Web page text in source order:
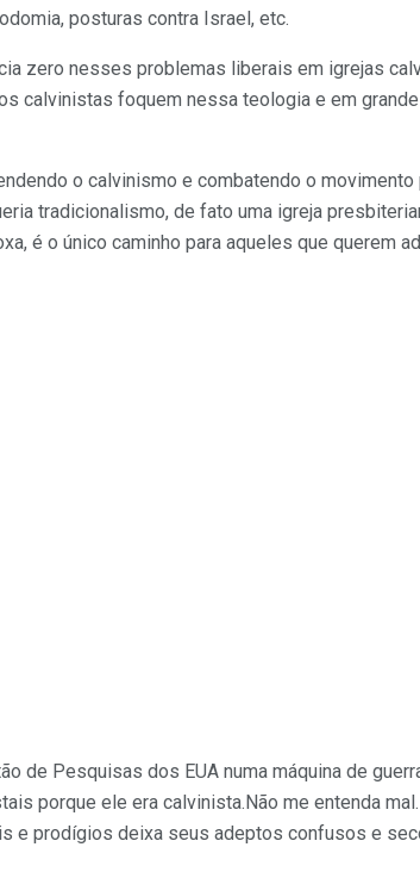
posturas contra Israel, etc.
zero nesses problemas liberais em igrejas
calvinistas foquem nessa teologia e em
o calvinismo e combatendo o movimento
tradicionalismo, de fato uma igreja
é o único caminho para aqueles que querem
de Pesquisas dos EUA numa máquina de
porque ele era calvinista.Não me entenda
e prodígios deixa seus adeptos confusos e